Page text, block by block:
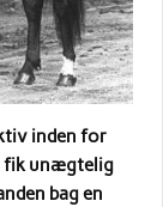
inden for
fik unægtelig
bag en